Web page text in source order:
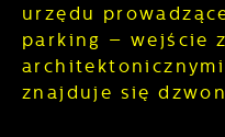
urzędu
parking – wejście
znajduje się